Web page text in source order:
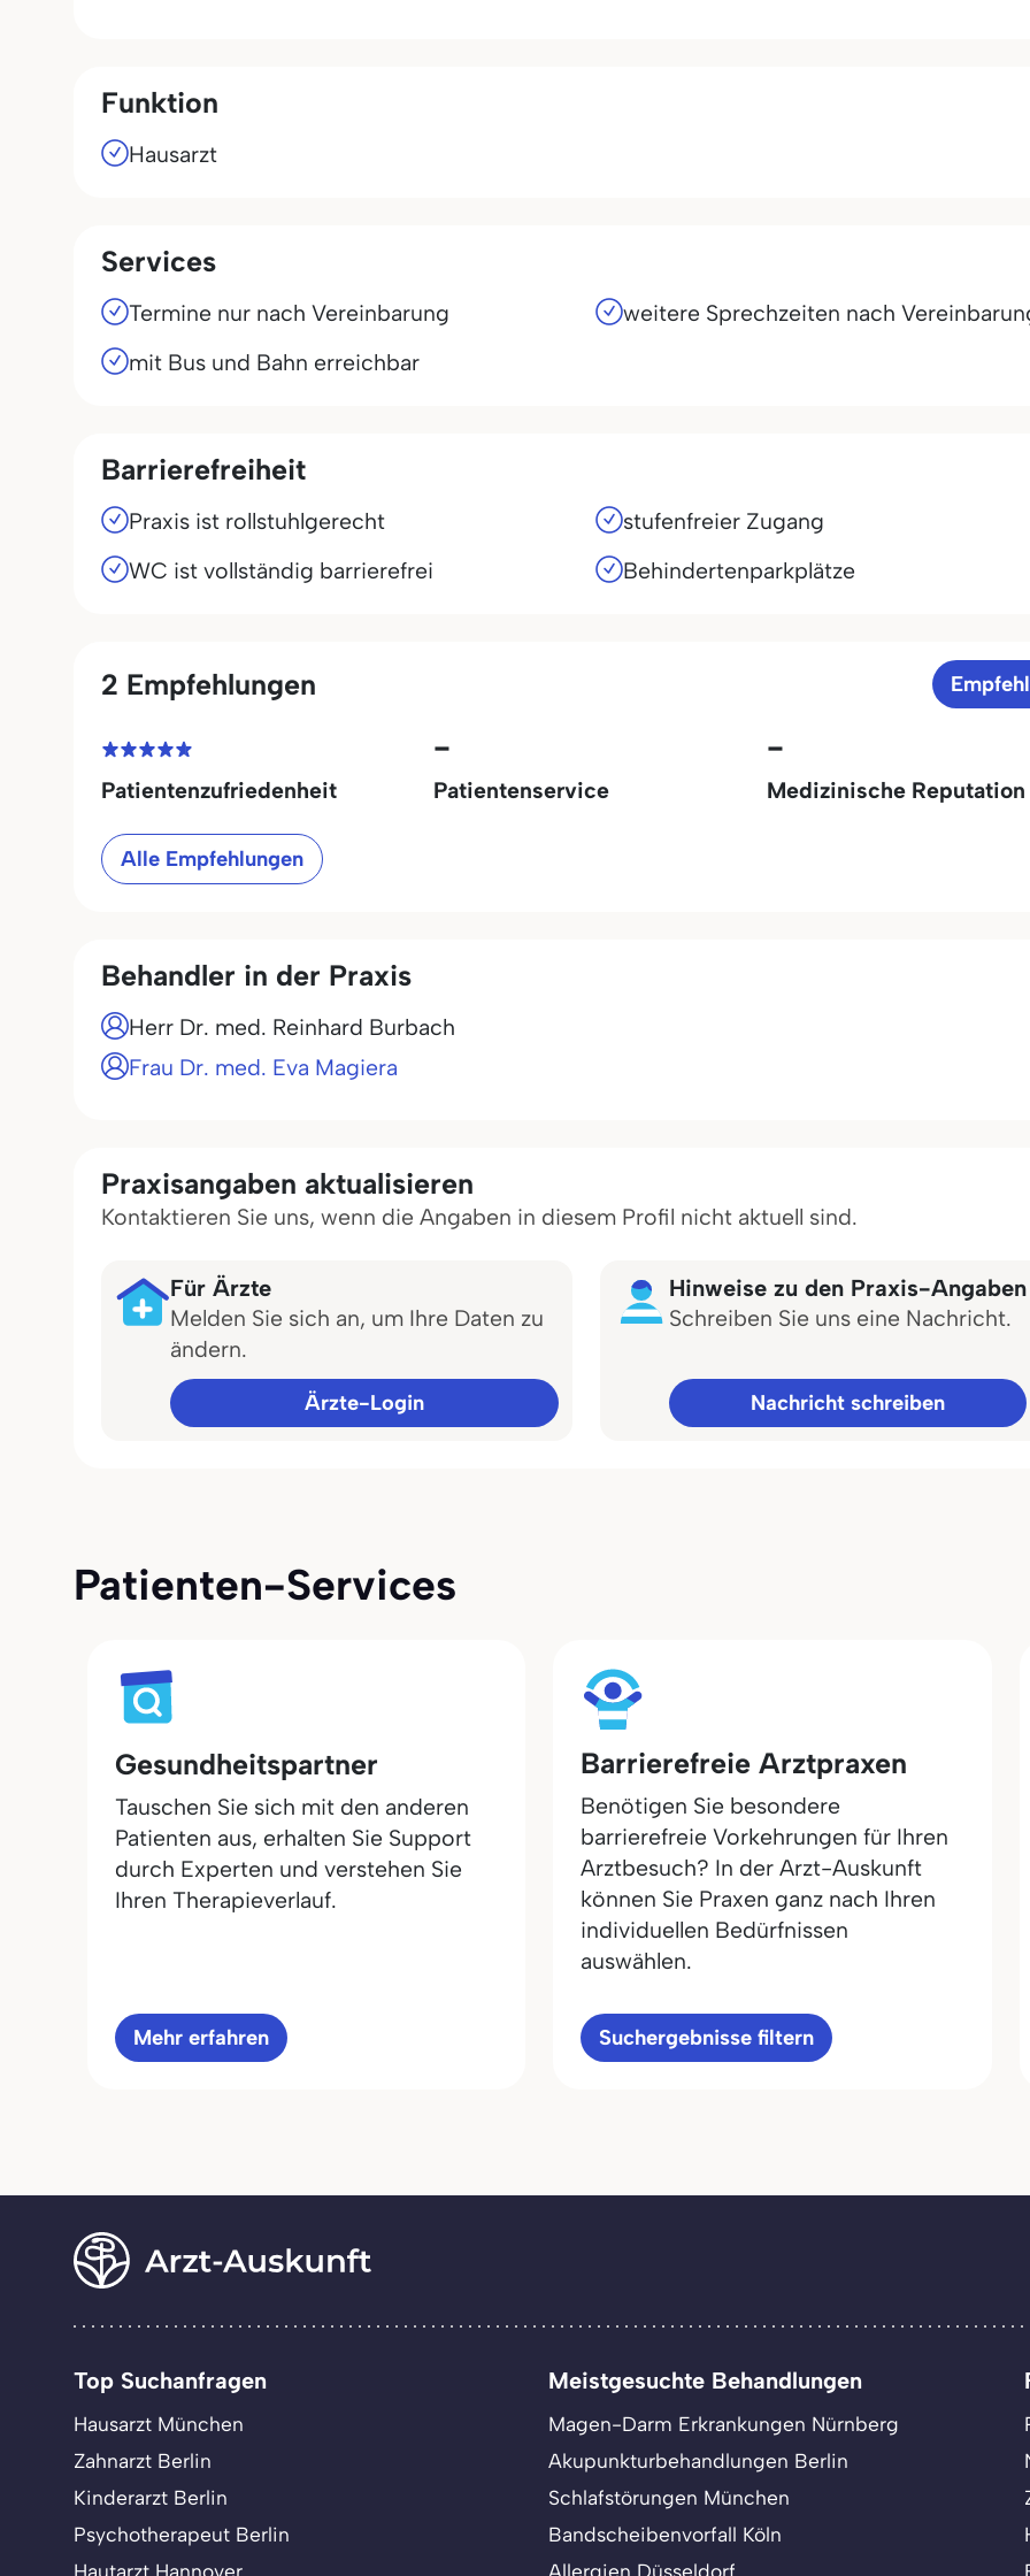
Funktion
Hausarzt
Services
Termine nur nach Vereinbarung
weitere Sprechzeiten nach
mit Bus und Bahn erreichbar
Barrierefreiheit
Praxis ist rollstuhlgerecht
stufenfreier Zugang
WC ist vollständig barrierefrei
Behindertenparkplätze
2 Empfehlungen
Patientenzufriedenheit
-
Patientenservice
-
Medizinische Reputation
Alle Empfehlungen
Behandler in der Praxis
Herr Dr. med. Reinhard Burbach
Frau Dr. med. Eva Magiera
Praxisangaben aktualisieren
Kontaktieren Sie uns, wenn die Angaben in diesem Profil nicht aktuell sind.
Für Ärzte
Melden Sie sich an, um Ihre Daten zu
ändern.
Ärzte-Login
Hinweise zu den Praxis-Angaben
Schreiben Sie uns eine Nachricht.
Nachricht schreiben
Patienten-Services
Gesundheitspartner
Tauschen Sie sich mit den anderen
Patienten aus, erhalten Sie Support
durch Experten und verstehen Sie
Ihren Therapieverlauf.
Mehr erfahren
Barrierefreie Arztpraxen
Benötigen Sie besondere
barrierefreie Vorkehrungen für Ihren
Arztbesuch? In der Arzt-Auskunft
können Sie Praxen ganz nach Ihren
individuellen Bedürfnissen
auswählen.
Suchergebnisse filtern
Top Suchanfragen
Hausarzt München
Zahnarzt Berlin
Kinderarzt Berlin
Psychotherapeut Berlin
Hautarzt Hannover
Meistgesuchte Behandlungen
Magen-Darm Erkrankungen Nürnberg
Akupunkturbehandlungen Berlin
Schlafstörungen München
Bandscheibenvorfall Köln
Allergien Düsseldorf